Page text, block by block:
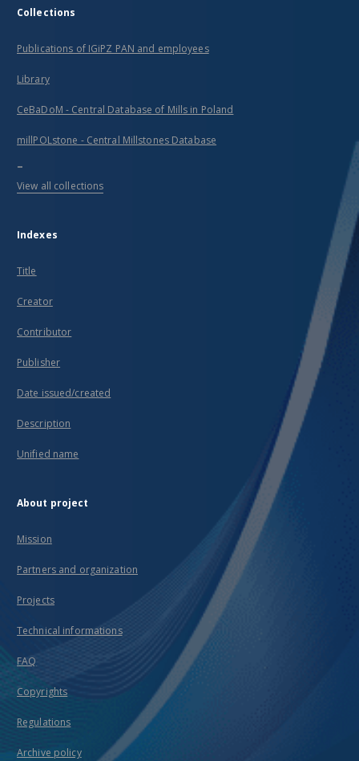
Collections
Publications of IGiPZ PAN and employees
Library
CeBaDoM - Central Database of Mills in Poland
millPOLstone - Central Millstones Database
...
View all collections
Indexes
Title
Creator
Contributor
Publisher
Date issued/created
Description
Unified name
About project
Mission
Partners and organization
Projects
Technical informations
FAQ
Copyrights
Regulations
Archive policy